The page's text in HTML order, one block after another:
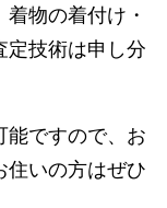
物の着付け・
定技術は申し分
能ですので、お
住いの方はぜひ